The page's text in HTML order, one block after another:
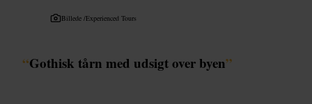
Billede /Experienced Tours
“Gothisk tårn med udsigt over byen”